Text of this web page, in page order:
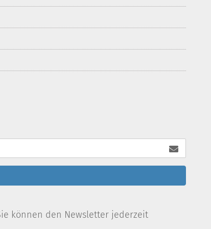
können den Newsletter jederzeit